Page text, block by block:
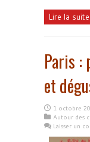
Lire la
Paris :
et
1 octobre
Autour des
Laisser un